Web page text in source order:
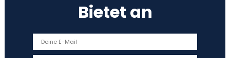
Bietet an